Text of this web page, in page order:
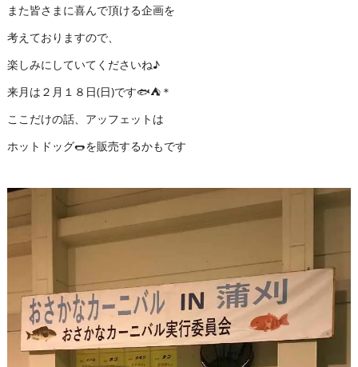
また皆さまに喜んで頂ける企画を
考えておりますので、
楽しみにしていてくださいね♪
来月は２月１８日(日)です🐟⛺＊
ここだけの話、アッフェットは
ホットドッグ🌭を販売するかもです